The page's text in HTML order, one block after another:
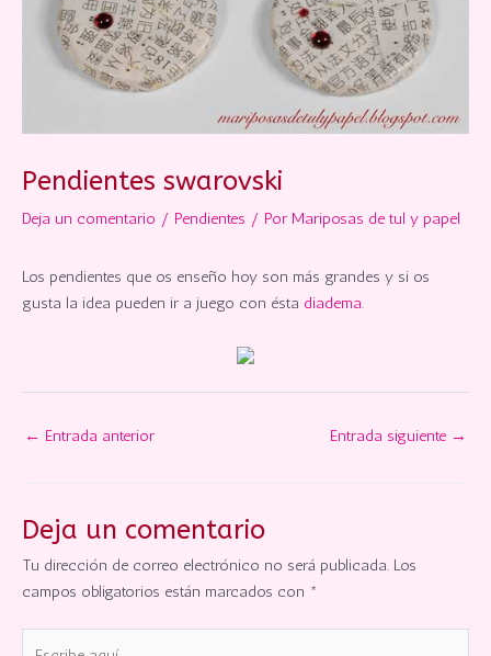
Pendientes swarovski
Deja un comentario / Pendientes / Por Mariposas de tul y papel
Los pendientes que os enseño hoy son más grandes y si os
gusta la idea pueden ir a juego con ésta diadema
← Entrada anterior Entrada siguiente →
Deja un comentario
Tu dirección de correo electrónico no será publicada. Los
campos obligatorios están marcados con *